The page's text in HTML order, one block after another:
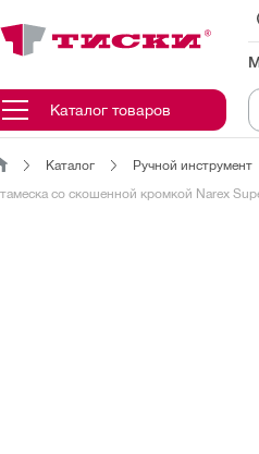
Каталог товаров
Каталог Ручной инструмент
со скошенной кромкой Narex